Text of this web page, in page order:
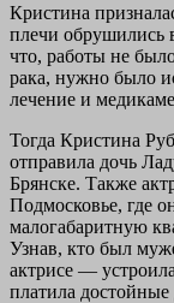
Кристина
плечи обрушились
что, работы не
рака, нужно было
лечение и
Тогда Кристина
отправила дочь
Брянске. Также
Подмосковье, где
малогабаритную
Узнав, кто был
актрисе —
платила достойные